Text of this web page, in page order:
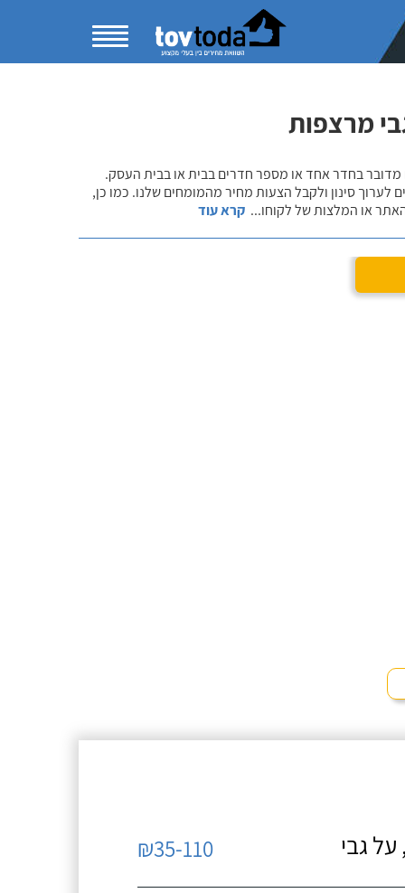
מרצפות
בחדר אחד או מספר חדרים בבית או בבית העסק.
לערוך סינון ולקבל הצעות מחיר מהמומחים שלנו. כמו כן,
או המלצות של לקוחו... קרא עוד
גבי
₪35-110